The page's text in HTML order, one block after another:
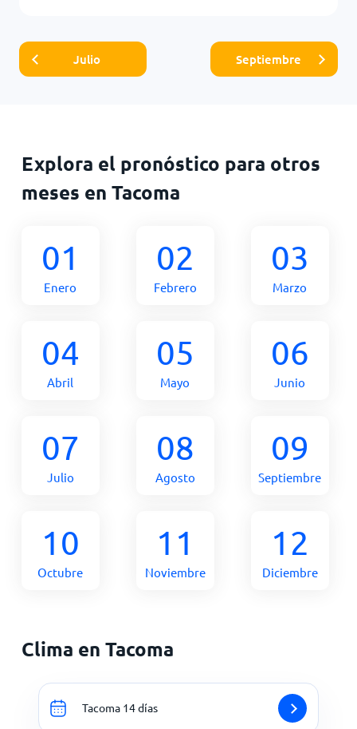
Julio Septiembre
Explora el pronóstico para otros
meses en Tacoma
01
Enero
02
Febrero
03
Marzo
04
Abril
05
Mayo
06
Junio
07
Julio
08
Agosto
09
Septiembre
10
Octubre
11
Noviembre
12
Diciembre
Clima en Tacoma
Tacoma 14 días